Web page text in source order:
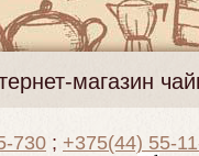
магазин
730 ; +375(44) 55-